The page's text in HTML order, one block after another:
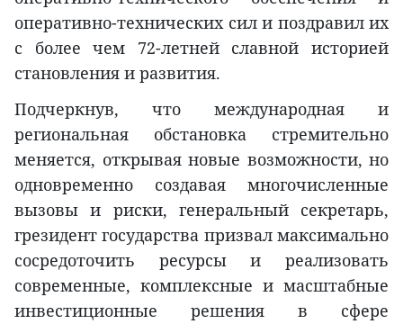
оперативно-технических сил и поздравил их
с более чем 72-летней славной историей
становления и развития.
Подчеркнув, что международная и
региональная обстановка стремительно
меняется, открывая новые возможности, но
одновременно создавая многочисленные
вызовы и риски, генеральный секретарь,
грезидент государства призвал максимально
сосредоточить ресурсы и реализовать
современные, комплексные и масштабные
инвестиционные решения в сфере